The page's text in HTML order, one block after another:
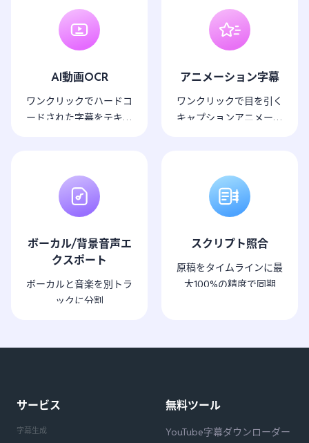
AI動画OCR
ワンクリックでハードコ
ードされた字幕をテキス
アニメーション字幕
ワンクリックで目を引く
キャプションアニメーシ
ボーカル/背景音声エ
クスポート
ボーカルと音楽を別トラ
ックに分割
スクリプト照合
原稿をタイムラインに最
大100%の精度で同期
サービス
字幕生成
無料ツール
YouTube字幕ダウンローダー